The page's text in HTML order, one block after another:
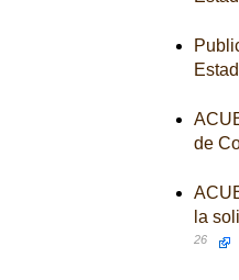
de
la
26